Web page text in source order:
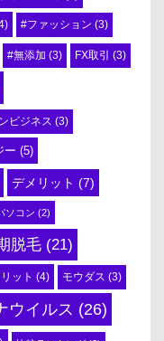
#ファッション (3)
#無添加 (3) FX取引 (3)
ビジネス (3)
ー (5)
デメリット (7)
ソコン (2)
脱毛 (21)
ット (4) モウダス (3)
ウイルス (26)